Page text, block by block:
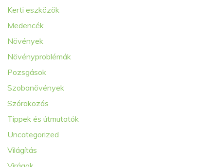
Kerti eszközök
Medencék
Növények
Növényproblémák
Pozsgások
Szobanövények
Szórakozás
Tippek és útmutatók
Uncategorized
Világítás